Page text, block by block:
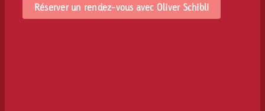
Réserver un rendez-vous avec Oliver Schibli